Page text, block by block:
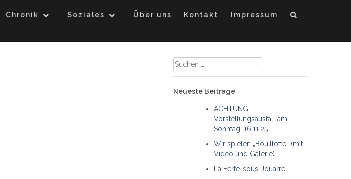
Chronik Soziales Über uns Kontakt Impressum
Suche
nach:
Neueste Beiträge
ACHTUNG:
Vorstellungsausfall am
Sonntag, 16.11.25
Wir spielen „Bouillotte“ (mit
Video und Galerie)
La Ferté-sous-Jouarre